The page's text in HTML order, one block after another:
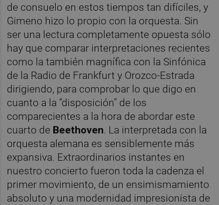
de consuelo en estos tiempos tan difíciles, y
Gimeno hizo lo propio con la orquesta. Sin
ser una lectura completamente opuesta sólo
hay que comparar interpretaciones recientes
como la también magnífica con la Sinfónica
de la Radio de Frankfurt y Orozco-Estrada
dirigiendo, para comprobar lo que digo en
cuanto a la “disposición” de los
comparecientes a la hora de abordar este
cuarto de Beethoven. La interpretada con la
orquesta alemana es sensiblemente más
expansiva. Extraordinarios instantes en
nuestro concierto fueron toda la cadenza el
primer movimiento, de un ensimismamiento
absoluto y una modernidad impresionista de